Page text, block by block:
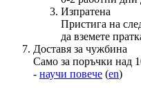
Изпратена
Пристига на
да вземете
Доставя за чужбина
Само за поръчки над
- научи повече (en)